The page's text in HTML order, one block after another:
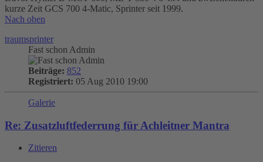
kurze Zeit GCS 700 4-Matic, Sprinter seit 1999.
Nach oben
traumsprinter
Fast schon Admin
Beiträge: 852
Registriert: 05 Aug 2010 19:00
Galerie
Re: Zusatzluftfederrung für Achleitner Mantra
Zitieren